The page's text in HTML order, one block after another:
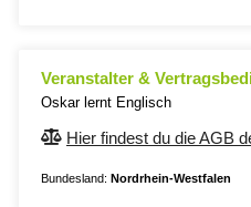
Veranstalter &
Oskar lernt Englisch
Hier findest du die AGB
Bundesland: Nordrhein-Westfalen